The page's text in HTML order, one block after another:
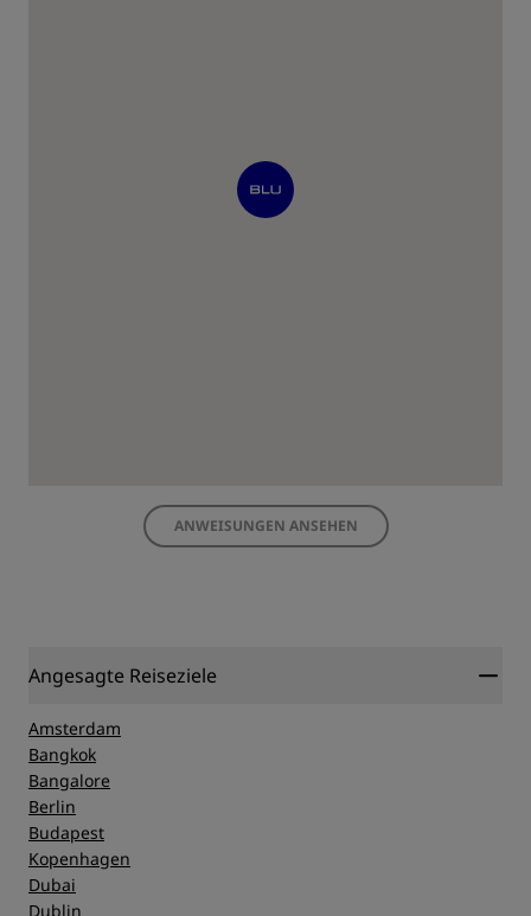
ANWEISUNGEN ANSEHEN
Angesagte Reiseziele
Amsterdam
Bangkok
Bangalore
Berlin
Budapest
Kopenhagen
Dubai
Dublin